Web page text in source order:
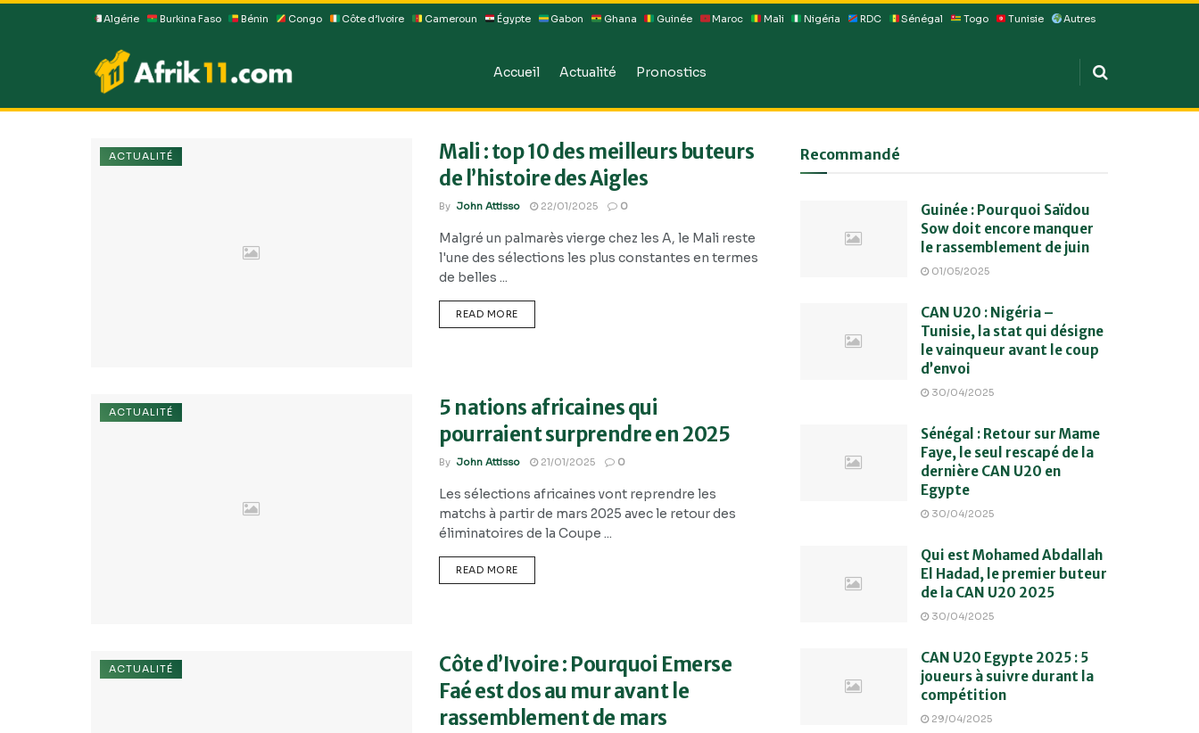
Algérie Burkina Faso Bénin Congo Côte d’Ivoire Cameroun Égypte Gabon Ghana Guinée Maroc Mali Nigéria RDC Sénégal Togo Tunisie Autres
Accueil Actualité Pronostics
ACTUALITÉ
Mali : top 10 des meilleurs buteurs
de l’histoire des Aigles
By John Attisso 22/01/2025 0
Malgré un palmarès vierge chez les A, le Mali reste
l'une des sélections les plus constantes en termes
de belles ...
READ MORE
ACTUALITÉ
5 nations africaines qui
pourraient surprendre en 2025
By John Attisso 21/01/2025 0
Les sélections africaines vont reprendre les
matchs à partir de mars 2025 avec le retour des
éliminatoires de la Coupe ...
READ MORE
ACTUALITÉ
Côte d’Ivoire : Pourquoi Emerse
Faé est dos au mur avant le
rassemblement de mars
Recommandé
Guinée : Pourquoi Saïdou
Sow doit encore manquer
le rassemblement de juin
01/05/2025
CAN U20 : Nigéria –
Tunisie, la stat qui désigne
le vainqueur avant le coup
d’envoi
30/04/2025
Sénégal : Retour sur Mame
Faye, le seul rescapé de la
dernière CAN U20 en
Egypte
30/04/2025
Qui est Mohamed Abdallah
El Hadad, le premier buteur
de la CAN U20 2025
30/04/2025
CAN U20 Egypte 2025 : 5
joueurs à suivre durant la
compétition
29/04/2025